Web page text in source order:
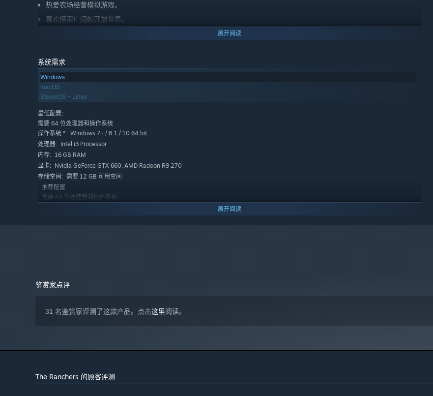
热爱农场经营模拟游戏。
喜欢探索广阔的开放世界。
喜爱充满热情打造的独立游戏。
发展你的牧场
成繁荣兴盛的牧场！
展开阅读
系统需求
Windows
macOS
SteamOS + Linux
最低配置:
需要 64 位处理器和操作系统
操作系统 *: Windows 7+ / 8.1 / 10 64 bit
处理器: Intel i3 Processor
内存: 16 GB RAM
显卡: Nvidia GeForce GTX 660, AMD Radeon R9 270
存储空间: 需要 12 GB 可用空间
推荐配置:
需要 64 位处理器和操作系统
展开阅读
鉴赏家点评
31 名鉴赏家评测了这款产品。点击这里阅读。
The Ranchers 的顾客评测